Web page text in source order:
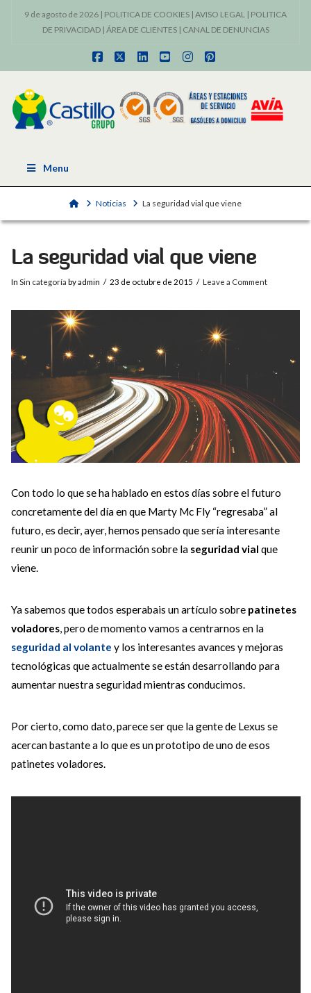
9 de agosto de 2026 | POLITICA DE COOKIES | AVISO LEGAL | POLITICA
DE PRIVACIDAD| ÁREA DE CLIENTES| CANAL DE DENUNCIAS
Facebook
X LinkedInYouTubeInstagram
Pinterest
Menu
HomeNoticias La seguridad vial que viene
La seguridad vial que viene
In Sin categoría by admin 23 de octubre de 2015 Leave a Comment
Con todo lo que se ha hablado en estos días sobre el futuro
concretamente del día en que Marty Mc Fly “regresaba” al
futuro, es decir, ayer, hemos pensado que sería interesante
reunir un poco de información sobre la seguridad vial que
viene.
Ya sabemos que todos esperabais un artículo sobre patinetes
voladores, pero de momento vamos a centrarnos en la
seguridad al volante y los interesantes avances y mejoras
tecnológicas que actualmente se están desarrollando para
aumentar nuestra seguridad mientras conducimos.
Por cierto, como dato, parece ser que la gente de Lexus se
acercan bastante a lo que es un prototipo de uno de esos
patinetes voladores.